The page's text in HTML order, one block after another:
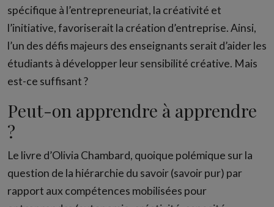
spécifique à l’entrepreneuriat, la créativité et
l’initiative, favoriserait la création d’entreprise. Ainsi,
l’un des défis majeurs des enseignants serait d’aider les
étudiants à développer leur sensibilité créative. Mais
est-ce suffisant ?
Peut-on apprendre à apprendre
?
Le livre d’Olivia Chambard, quoique polémique sur la
question de la hiérarchie du savoir (savoir pur) par
rapport aux compétences mobilisées pour